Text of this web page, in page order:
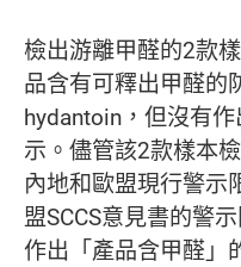
檢出游離甲醛的2款
品含有可釋出甲醛的
hydantoin，但沒有
示。儘管該2款樣本
內地和歐盟現行警示
盟SCCS意見書的警
作出「產品含甲醛」